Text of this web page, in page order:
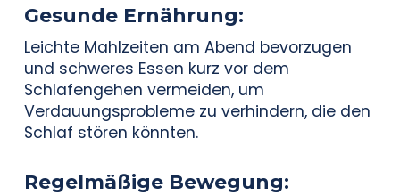
Gesunde Ernährung:
Leichte Mahlzeiten am Abend bevorzugen
und schweres Essen kurz vor dem
Schlafengehen vermeiden, um
Verdauungsprobleme zu verhindern, die den
Schlaf stören könnten.
Regelmäßige Bewegung: